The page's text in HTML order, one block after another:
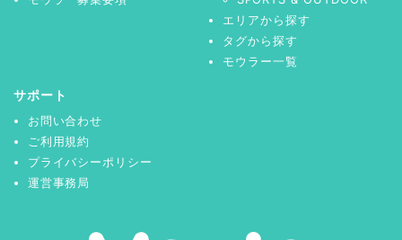
エリアから探す
タグから探す
モウラー一覧
サポート
お問い合わせ
ご利用規約
プライバシーポリシー
運営事務局